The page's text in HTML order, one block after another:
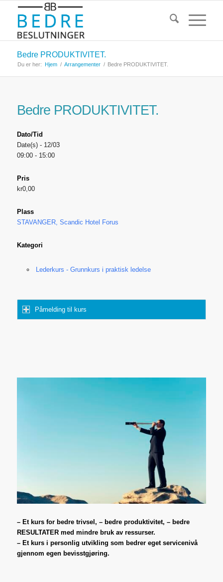
Bedre PRODUKTIVITET.
Du er her: Hjem / Arrangementer / Bedre PRODUKTIVITET.
Bedre PRODUKTIVITET.
Dato/Tid
Date(s) - 12/03
09:00 - 15:00
Pris
kr0,00
Plass
STAVANGER, Scandic Hotel Forus
Kategori
Lederkurs - Grunnkurs i praktisk ledelse
Påmelding til kurs
– Et kurs for bedre trivsel, – bedre produktivitet, – bedre
RESULTATER med mindre bruk av ressurser.
– Et kurs i personlig utvikling som bedrer eget servicenivå
gjennom egen bevisstgjøring.